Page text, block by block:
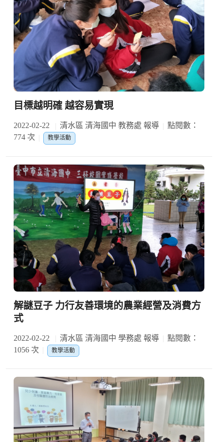
目標越明確 越容易實現
2022-02-22 清水區 清海國中 教務處 報導
點閱數：
774 次
教學活動
解謎豆子 力行友善環境的農業經營及消費方
式
2022-02-22 清水區 清海國中 學務處 報導
點閱數：
1056 次
教學活動